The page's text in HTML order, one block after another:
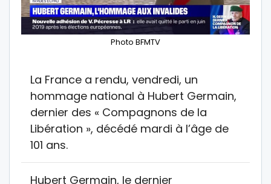
Photo BFMTV
La France a rendu, vendredi, un
hommage national à Hubert Germain,
dernier des « Compagnons de la
Libération », décédé mardi à l’âge de
101 ans.
Hubert Germain, le dernier